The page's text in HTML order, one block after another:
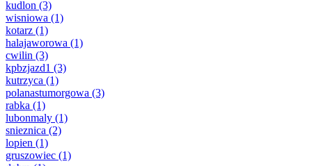
kudlon (3)
wisniowa (1)
kotarz (1)
halajaworowa (1)
cwilin (3)
kpbzjazd1 (3)
kutrzyca (1)
polanastumorgowa (3)
rabka (1)
lubonmaly (1)
snieznica (2)
lopien (1)
gruszowiec (1)